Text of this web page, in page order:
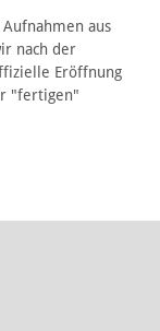
aus
nach der
Eröffnung
"fertigen"